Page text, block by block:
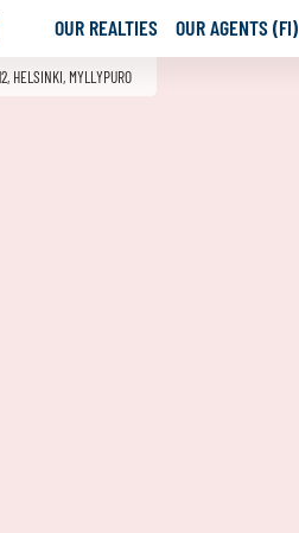
OUR REALTIES OUR AGENTS (FI)
HELSINKI, MYLLYPURO